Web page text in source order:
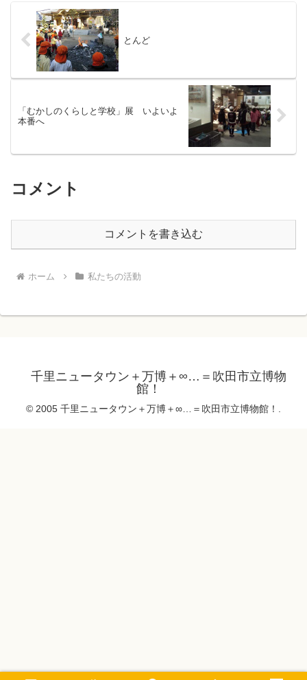
とんど
「むかしのくらしと学校」展 いよいよ
本番へ
コメント
コメントを書き込む
ホーム 私たちの活動
千里ニュータウン＋万博＋∞…＝吹田市立博物
館！
© 2005 千里ニュータウン＋万博＋∞…＝吹田市立博物館！.